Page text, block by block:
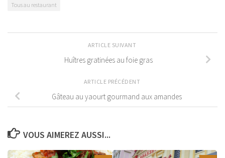
Tous au restaurant
ARTICLE SUIVANT
Huîtres gratinées au foie gras
ARTICLE PRÉCÉDENT
Gâteau au yaourt gourmand aux amandes
VOUS AIMEREZ AUSSI...